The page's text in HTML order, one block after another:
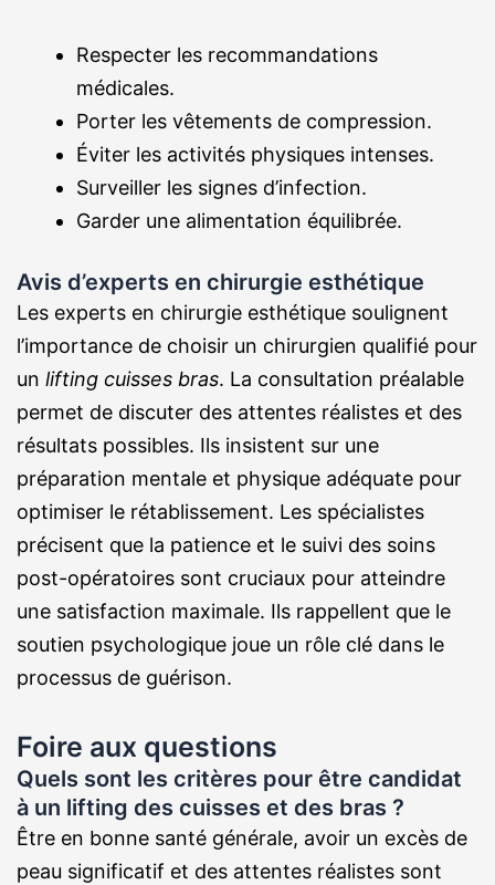
Respecter les recommandations
médicales.
Porter les vêtements de compression.
Éviter les activités physiques intenses.
Surveiller les signes d’infection.
Garder une alimentation équilibrée.
Avis d’experts en chirurgie esthétique
Les experts en chirurgie esthétique soulignent
l’importance de choisir un chirurgien qualifié pour
un lifting cuisses bras. La consultation préalable
permet de discuter des attentes réalistes et des
résultats possibles. Ils insistent sur une
préparation mentale et physique adéquate pour
optimiser le rétablissement. Les spécialistes
précisent que la patience et le suivi des soins
post-opératoires sont cruciaux pour atteindre
une satisfaction maximale. Ils rappellent que le
soutien psychologique joue un rôle clé dans le
processus de guérison.
Foire aux questions
Quels sont les critères pour être candidat
à un lifting des cuisses et des bras ?
Être en bonne santé générale, avoir un excès de
peau significatif et des attentes réalistes sont